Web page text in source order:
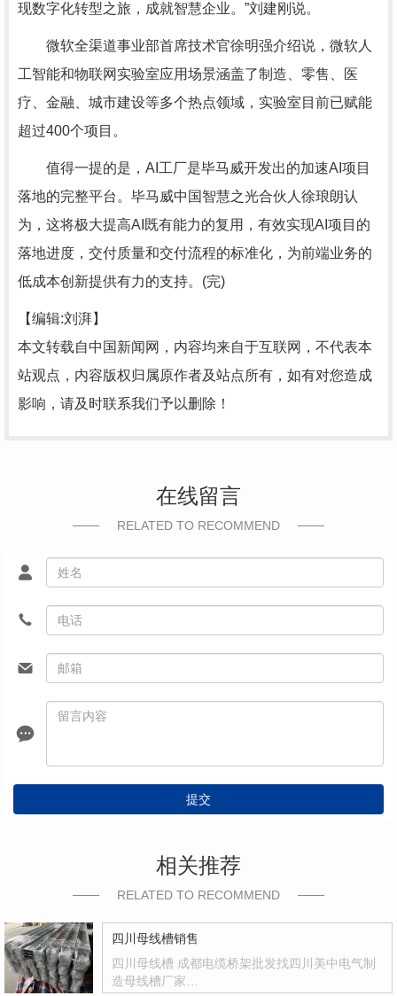
现数字化转型之旅，成就智慧企业。”刘建刚说。
微软全渠道事业部首席技术官徐明强介绍说，微软人
工智能和物联网实验室应用场景涵盖了制造、零售、医
疗、金融、城市建设等多个热点领域，实验室目前已赋能
超过400个项目。
值得一提的是，AI工厂是毕马威开发出的加速AI项目
落地的完整平台。毕马威中国智慧之光合伙人徐琅朗认
为，这将极大提高AI既有能力的复用，有效实现AI项目的
落地进度，交付质量和交付流程的标准化，为前端业务的
低成本创新提供有力的支持。(完)
【编辑:刘湃】
本文转载自中国新闻网，内容均来自于互联网，不代表本
站观点，内容版权归属原作者及站点所有，如有对您造成
影响，请及时联系我们予以删除！
在线留言
RELATED TO RECOMMEND
提交
相关推荐
RELATED TO RECOMMEND
四川母线槽销售
四川母线槽 成都电缆桥架批发找四川美中电气制
造母线槽厂家…